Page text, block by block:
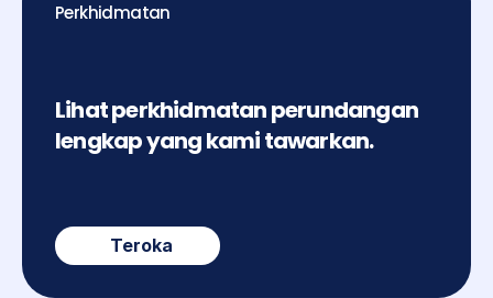
Perkhidmatan
Lihat perkhidmatan perundangan
lengkap yang kami tawarkan.
Teroka